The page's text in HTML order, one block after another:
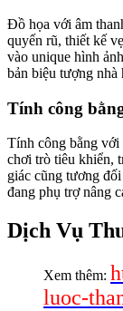
Đồ họa với âm
quyến rũ, thiết kế
vào unique hình
bản biệu tượng nhà
Tính công
Tính công bằng với
chơi trò tiêu khiển,
giác cũng tương
đang phụ trợ nâng
Dịch Vụ
Xem thêm:
luoc-